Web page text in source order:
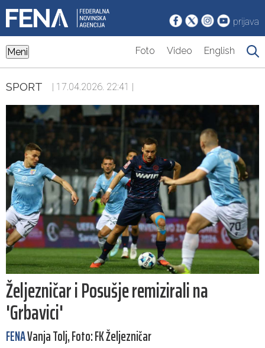
prijava
Meni Foto Video English
SPORT | 17.04.2026. 22:41 |
Željezničar i Posušje remizirali na
'Grbavici'
FENAVanja Tolj, Foto: FK Željezničar